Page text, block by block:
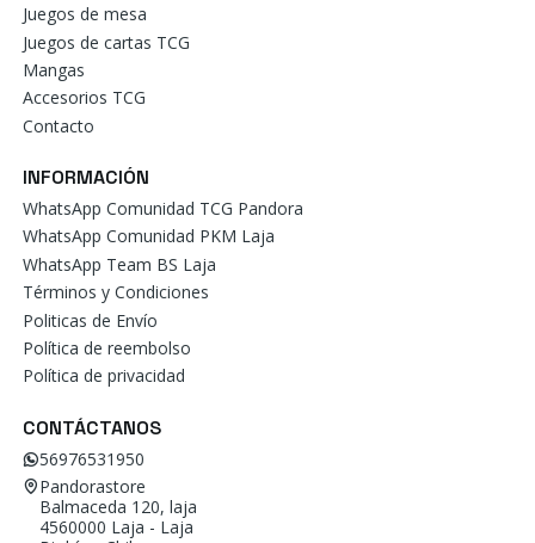
Juegos de mesa
Juegos de cartas TCG
Mangas
Accesorios TCG
Contacto
INFORMACIÓN
WhatsApp Comunidad TCG Pandora
WhatsApp Comunidad PKM Laja
WhatsApp Team BS Laja
Términos y Condiciones
Politicas de Envío
Política de reembolso
Política de privacidad
CONTÁCTANOS
56976531950
Pandorastore
Balmaceda 120, laja
4560000 Laja - Laja